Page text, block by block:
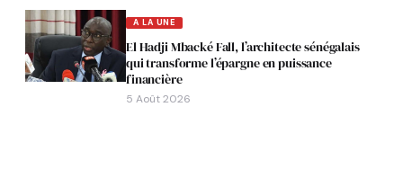
A LA UNE
El Hadji Mbacké Fall, l’architecte sénégalais
qui transforme l’épargne en puissance
financière
5 Août 2026